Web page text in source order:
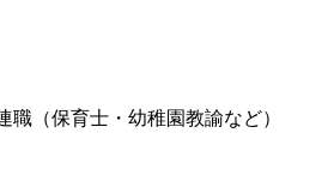
職（保育士・幼稚園教諭など）